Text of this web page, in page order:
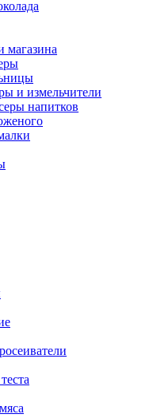
магазина
и измельчители
напитков